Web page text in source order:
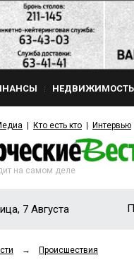
НЕДВИЖИМОСТЬ
Кто есть кто Интервью
на самом деле
7 Августа
→ Происшествия